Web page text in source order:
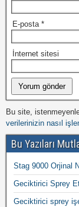
E-posta *
İnternet sitesi
Bu site,
verilerinizin nasıl
Bu Yazıları
Stag 9000 Orjinal
Geciktirici Sprey
Geciktirici sprey